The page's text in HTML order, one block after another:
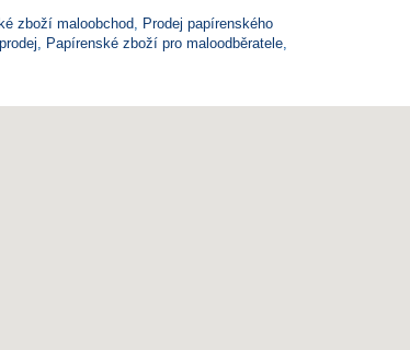
zboží maloobchod
Prodej papírenského
Papírenské zboží pro maloodběratele